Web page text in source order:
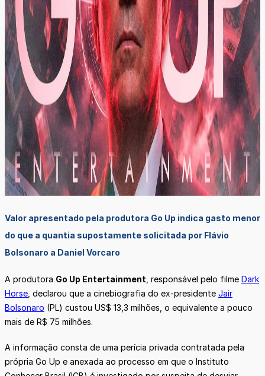
Valor apresentado pela produtora Go Up indica gasto menor
do que a quantia supostamente solicitada por Flávio
Bolsonaro a Daniel Vorcaro
A produtora Go Up Entertainment , responsável pelo filme Dark
Horse , declarou que a cinebiografia do ex-presidente Jair
Bolsonaro (PL) custou US$ 13,3 milhões, o equivalente a pouco
mais de R$ 75 milhões.
A informação consta de uma perícia privada contratada pela
própria Go Up e anexada ao processo em que o Instituto